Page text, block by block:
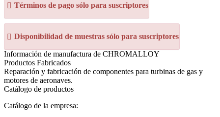
Términos de pago sólo para suscriptores
Disponibilidad de muestras sólo para suscriptores
Información de manufactura de CHROMALLOY
Productos Fabricados
Reparación y fabricación de componentes para turbinas de gas y
motores de aeronaves.
Catálogo de productos
Catálogo de la empresa: